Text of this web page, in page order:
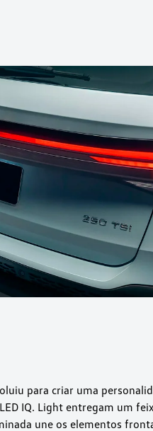
para criar uma
IQ. Light entregam um
une os elementos